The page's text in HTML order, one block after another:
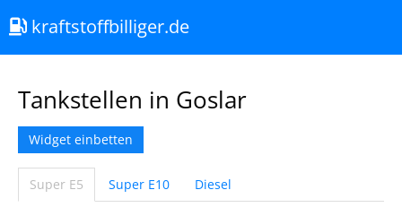
kraftstoffbilliger.de
Tankstellen in Goslar
Widget einbetten
Super E5 Super E10 Diesel